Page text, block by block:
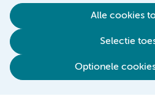
Alle cookies
Selectie
Optionele